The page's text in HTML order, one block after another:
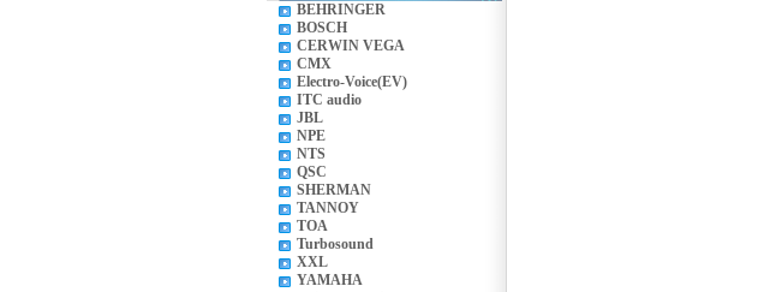
BEHRINGER
BOSCH
CERWIN VEGA
CMX
Electro-Voice(EV)
ITC audio
JBL
NPE
NTS
QSC
SHERMAN
TANNOY
TOA
Turbosound
XXL
YAMAHA